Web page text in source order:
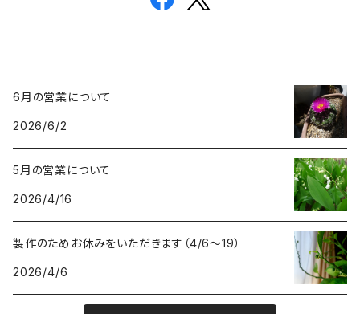
6月の営業について
2026/6/2
5月の営業について
2026/4/16
製作のためお休みをいただきます（4/6〜19）
2026/4/6